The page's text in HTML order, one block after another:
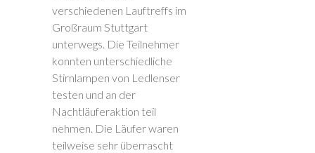
verschiedenen Lauftreffs im
Großraum Stuttgart
unterwegs. Die Teilnehmer
konnten unterschiedliche
Stirnlampen von Ledlenser
testen und an der
Nachtläuferaktion teil
nehmen. Die Läufer waren
teilweise sehr überrascht